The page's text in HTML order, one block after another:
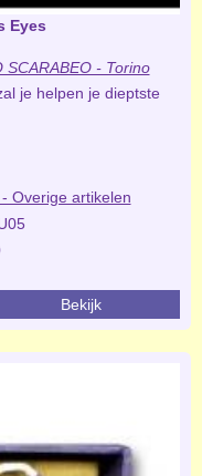
Eyes
SCARABEO - Torino
je helpen je dieptste
Overige artikelen
Bekijk